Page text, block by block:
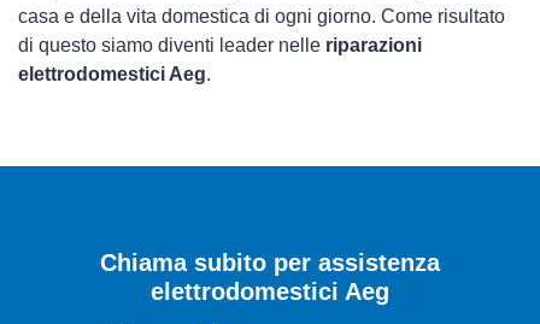
casa e della vita domestica di ogni giorno. Come risultato
di questo siamo diventi leader nelle riparazioni
elettrodomestici Aeg.
Chiama subito per assistenza
elettrodomestici Aeg